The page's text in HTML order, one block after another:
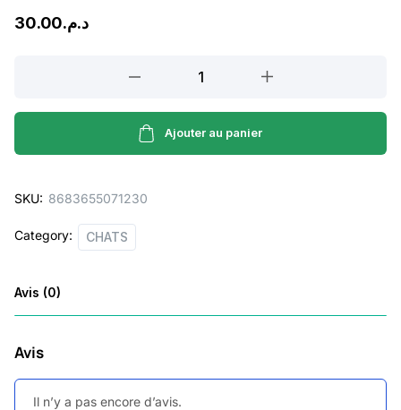
د.م.30.00
BABY
HERO
5L
Ajouter au panier
SKU: 8683655071230
Category: CHATS
Avis (0)
Avis
Il n’y a pas encore d’avis.